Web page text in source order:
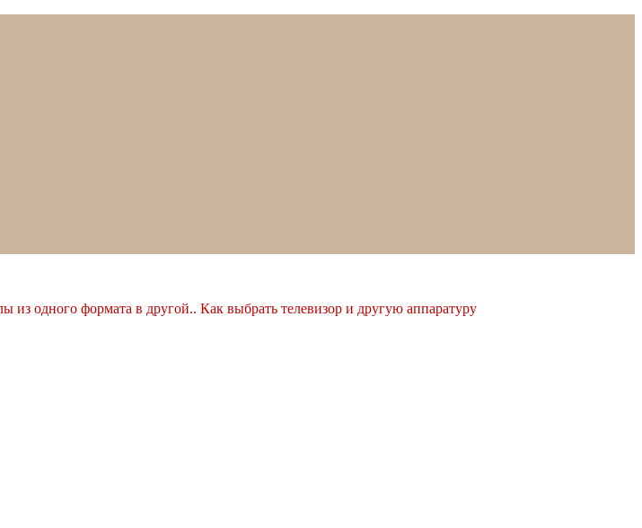
из одного формата в другой.. Как выбрать телевизор и другую аппаратуру